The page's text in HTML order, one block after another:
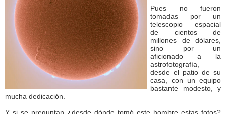
Pues no fueron
tomadas por un
telescopio espacial
de cientos de
millones de dólares,
sino por un
aficionado a la
astrofotografía,
desde el patio de su
casa, con un equipo
bastante modesto, y
mucha dedicación.